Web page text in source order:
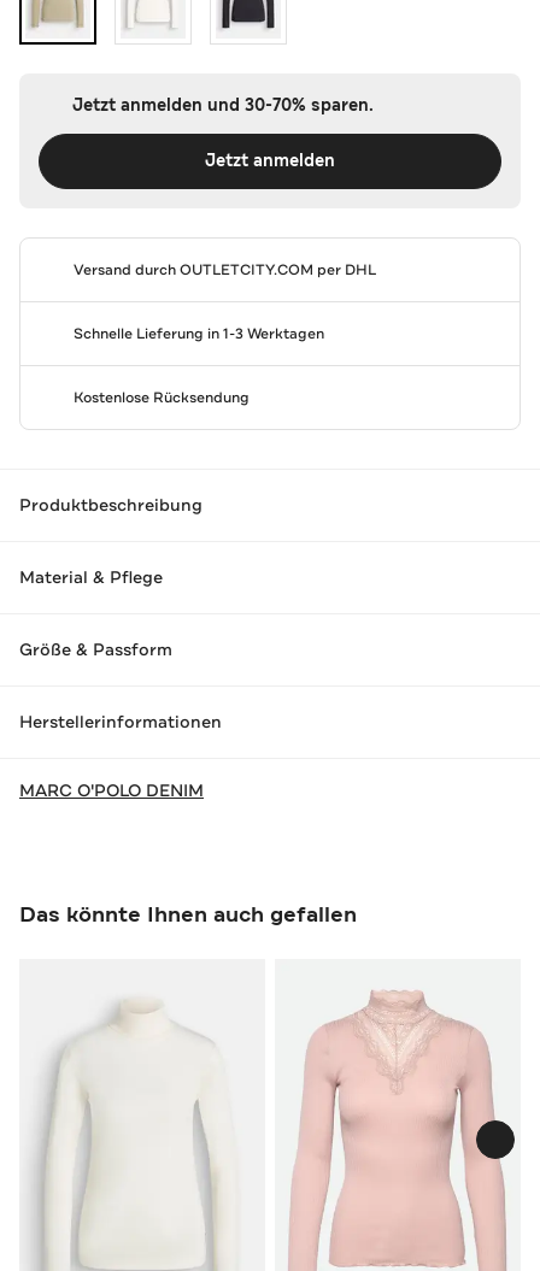
Jetzt anmelden und 30-70% sparen.
Jetzt anmelden
Versand durchOUTLETCITY.COM per DHL
Schnelle Lieferung in 1-3 Werktagen
Kostenlose Rücksendung
Produktbeschreibung
Material & Pflege
Größe & Passform
Herstellerinformationen
MARC O'POLO DENIM
Das könnte Ihnen auch gefallen